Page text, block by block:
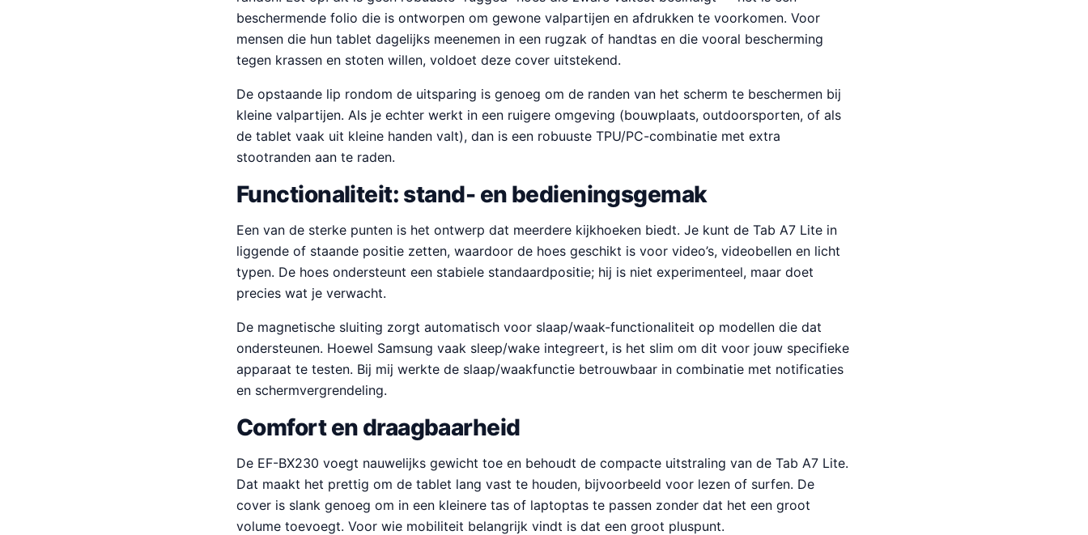
beschermende folio die is ontworpen om gewone valpartijen en afdrukken te voorkomen. Voor
mensen die hun tablet dagelijks meenemen in een rugzak of handtas en die vooral bescherming
tegen krassen en stoten willen, voldoet deze cover uitstekend.
De opstaande lip rondom de uitsparing is genoeg om de randen van het scherm te beschermen bij
kleine valpartijen. Als je echter werkt in een ruigere omgeving (bouwplaats, outdoorsporten, of als
de tablet vaak uit kleine handen valt), dan is een robuuste TPU/PC-combinatie met extra
stootranden aan te raden.
Functionaliteit: stand- en bedieningsgemak
Een van de sterke punten is het ontwerp dat meerdere kijkhoeken biedt. Je kunt de Tab A7 Lite in
liggende of staande positie zetten, waardoor de hoes geschikt is voor video’s, videobellen en licht
typen. De hoes ondersteunt een stabiele standaardpositie; hij is niet experimenteel, maar doet
precies wat je verwacht.
De magnetische sluiting zorgt automatisch voor slaap/waak-functionaliteit op modellen die dat
ondersteunen. Hoewel Samsung vaak sleep/wake integreert, is het slim om dit voor jouw specifieke
apparaat te testen. Bij mij werkte de slaap/waakfunctie betrouwbaar in combinatie met notificaties
en schermvergrendeling.
Comfort en draagbaarheid
De EF-BX230 voegt nauwelijks gewicht toe en behoudt de compacte uitstraling van de Tab A7 Lite.
Dat maakt het prettig om de tablet lang vast te houden, bijvoorbeeld voor lezen of surfen. De
cover is slank genoeg om in een kleinere tas of laptoptas te passen zonder dat het een groot
volume toevoegt. Voor wie mobiliteit belangrijk vindt is dat een groot pluspunt.